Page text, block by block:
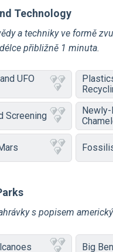
Technology
a techniky ve formě
přibližně 1 minuta.
UFO
Screening
s popisem
Big